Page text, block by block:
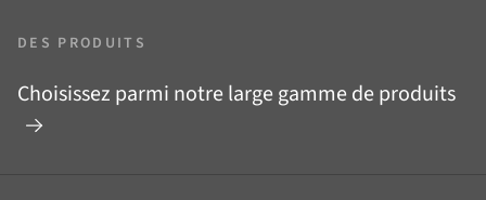
DES PRODUITS
Choisissez parmi notre large gamme de produits